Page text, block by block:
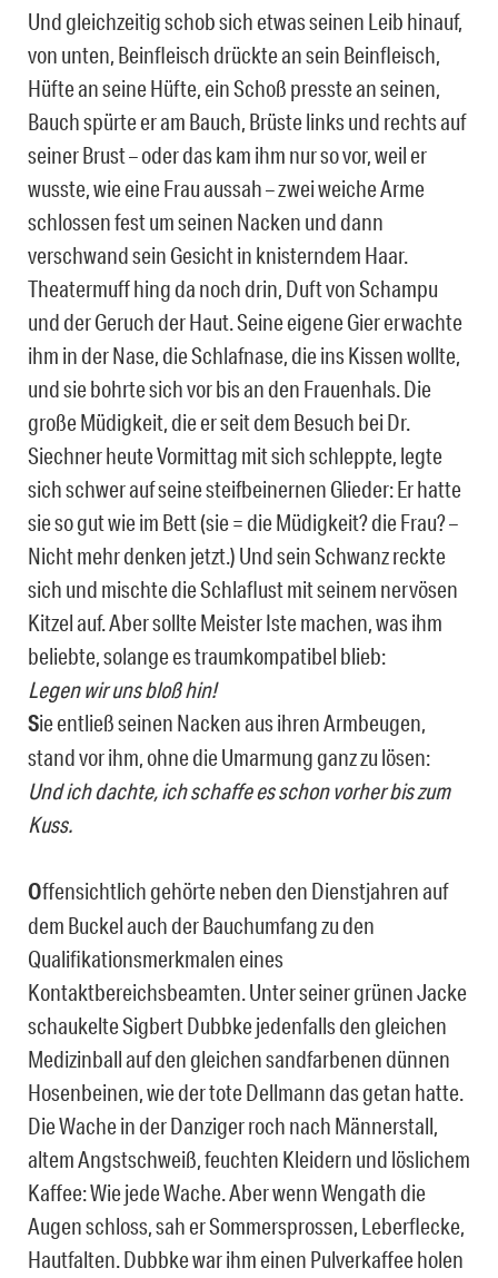
Und gleichzeitig schob sich etwas seinen Leib hinauf,
von unten, Beinfleisch drückte an sein Beinfleisch,
Hüfte an seine Hüfte, ein Schoß presste an seinen,
Bauch spürte er am Bauch, Brüste links und rechts auf
seiner Brust – oder das kam ihm nur so vor, weil er
wusste, wie eine Frau aussah – zwei weiche Arme
schlossen fest um seinen Nacken und dann
verschwand sein Gesicht in knisterndem Haar.
Theatermuff hing da noch drin, Duft von Schampu
und der Geruch der Haut. Seine eigene Gier erwachte
ihm in der Nase, die Schlafnase, die ins Kissen wollte,
und sie bohrte sich vor bis an den Frauenhals. Die
große Müdigkeit, die er seit dem Besuch bei Dr.
Siechner heute Vormittag mit sich schleppte, legte
sich schwer auf seine steifbeinernen Glieder: Er hatte
sie so gut wie im Bett (sie = die Müdigkeit? die Frau? –
Nicht mehr denken jetzt.) Und sein Schwanz reckte
sich und mischte die Schlaflust mit seinem nervösen
Kitzel auf. Aber sollte Meister Iste machen, was ihm
beliebte, solange es traumkompatibel blieb:
Legen wir uns bloß hin!
Sie entließ seinen Nacken aus ihren Armbeugen,
stand vor ihm, ohne die Umarmung ganz zu lösen:
Und ich dachte, ich schaffe es schon vorher bis zum
Kuss.
Offensichtlich gehörte neben den Dienstjahren auf
dem Buckel auch der Bauchumfang zu den
Qualifikationsmerkmalen eines
Kontaktbereichsbeamten. Unter seiner grünen Jacke
schaukelte Sigbert Dubbke jedenfalls den gleichen
Medizinball auf den gleichen sandfarbenen dünnen
Hosenbeinen, wie der tote Dellmann das getan hatte.
Die Wache in der Danziger roch nach Männerstall,
altem Angstschweiß, feuchten Kleidern und löslichem
Kaffee: Wie jede Wache. Aber wenn Wengath die
Augen schloss, sah er Sommersprossen, Leberflecke,
Hautfalten. Dubbke war ihm einen Pulverkaffee holen